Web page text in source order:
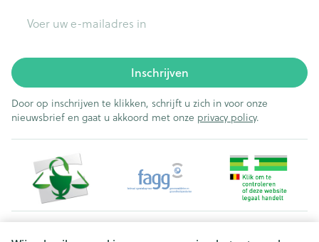
Inschrijven
Door op inschrijven te klikken, schrijft u zich in voor onze
nieuwsbrief en gaat u akkoord met onze privacy policy.
Juridische links